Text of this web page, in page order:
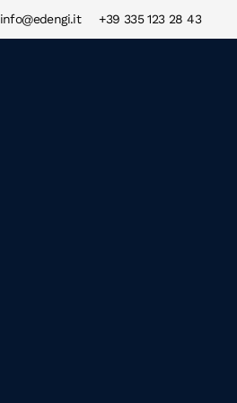
info@edengi.it +39 335 123 28 43